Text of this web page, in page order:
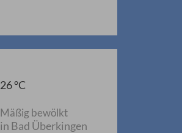
26 °C
Mäßig bewölkt
in Bad Überkingen